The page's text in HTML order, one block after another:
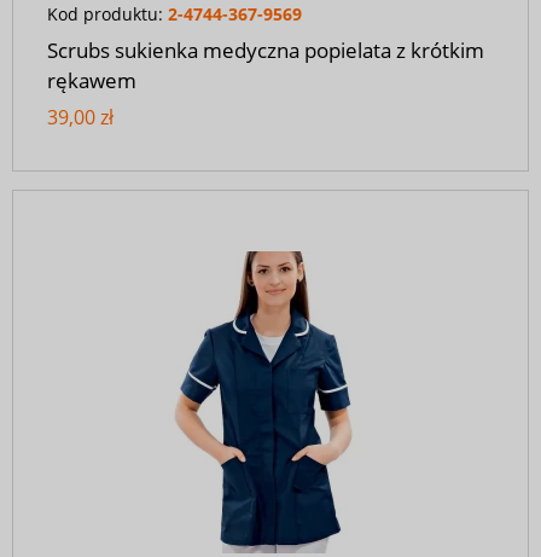
Kod produktu: 2-4744-367-9569
Scrubs sukienka medyczna popielata z krótkim
rękawem
39,00 zł